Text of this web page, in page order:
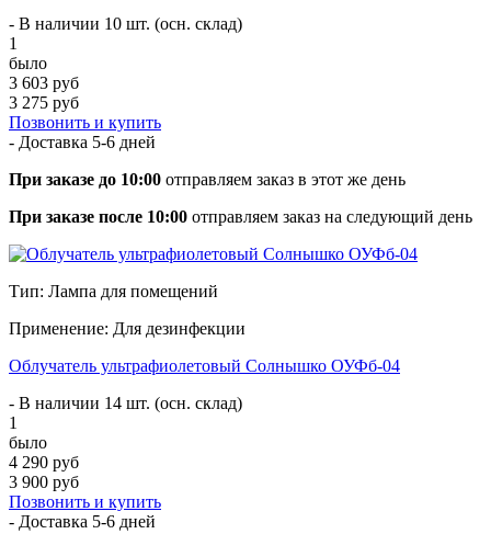
- В наличии 10 шт. (осн. склад)
1
было
3 603 руб
3 275 руб
Позвонить и купить
- Доставка 5-6 дней
При заказе до 10:00 отправляем заказ в этот же день
При заказе после 10:00 отправляем заказ на следующий день
Тип: Лампа для помещений
Применение: Для дезинфекции
Облучатель ультрафиолетовый Солнышко ОУФб-04
- В наличии 14 шт. (осн. склад)
1
было
4 290 руб
3 900 руб
Позвонить и купить
- Доставка 5-6 дней